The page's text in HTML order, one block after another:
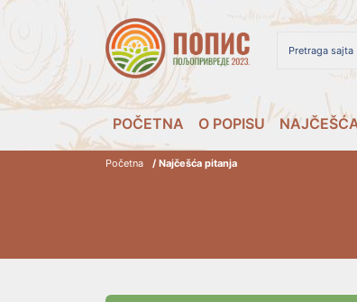
POČETNA O POPISU
Početna / Najčešća pitanja